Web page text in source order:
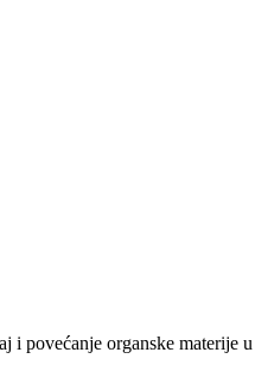
i povećanje organske